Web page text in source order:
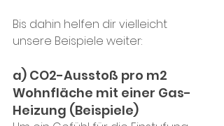
Bis dahin helfen dir vielleicht
unsere Beispiele weiter:
a) CO2-Ausstoß pro m2
Wohnfläche mit einer Gas-
Heizung (Beispiele)